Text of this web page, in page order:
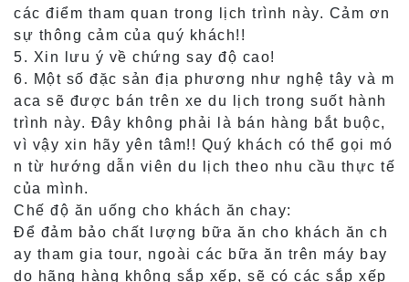
các điểm tham quan trong lịch trình này. Cảm ơn
sự thông cảm của quý khách!!
5. Xin lưu ý về chứng say độ cao!
6. Một số đặc sản địa phương như nghệ tây và m
aca sẽ được bán trên xe du lịch trong suốt hành
trình này. Đây không phải là bán hàng bắt buộc,
vì vậy xin hãy yên tâm!! Quý khách có thể gọi mó
n từ hướng dẫn viên du lịch theo nhu cầu thực tế
của mình.
Chế độ ăn uống cho khách ăn chay:
Để đảm bảo chất lượng bữa ăn cho khách ăn ch
ay tham gia tour, ngoài các bữa ăn trên máy bay
do hãng hàng không sắp xếp, sẽ có các sắp xếp